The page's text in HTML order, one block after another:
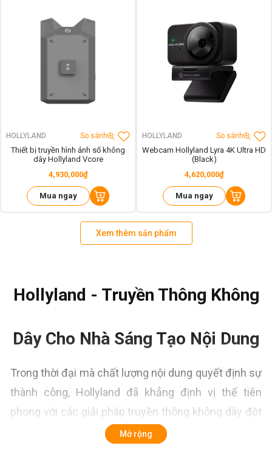
HOLLYLAND So sánh
Thiết bị truyền hình ảnh số không
dây Hollyland Vcore
4,930,000₫
Mua ngay
HOLLYLAND So sánh
Webcam Hollyland Lyra 4K Ultra HD
(Black)
4,620,000₫
Mua ngay
Xem thêm sản phẩm
Hollyland - Truyền Thông Không
Dây Cho Nhà Sáng Tạo Nội Dung
Trong thời đại mà chất lượng nội dung quyết định sự
thành công, Hollyland đã khẳng định vị thế tiên
phong với các giải pháp truyền thông không dây đột
phá. Từ năm 2013, thương hiệu này đã cách mạng
Mở rộng